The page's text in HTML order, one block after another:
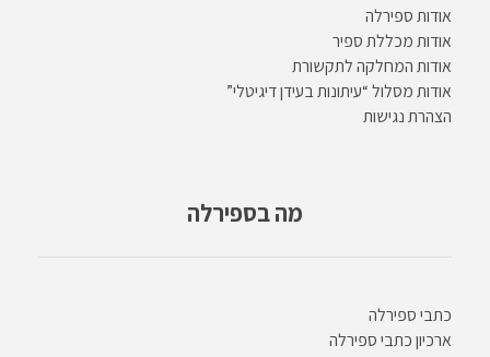
אודות ספירלה
אודות מכללת ספיר
אודות המחלקה לתקשורת
אודות מסלול “עיתונות בעידן דיגיטלי”
הצהרת נגישות
מה בספירלה
כתבי ספירלה
ארכיון כתבי ספירלה